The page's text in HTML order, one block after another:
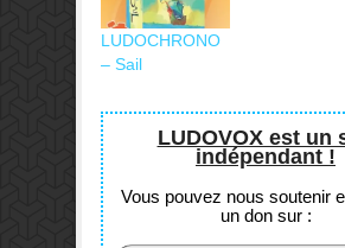
LUDOCHRONO
– Sail
LUDOVOX est un
indépendant !
Vous pouvez nous soutenir
un don sur :